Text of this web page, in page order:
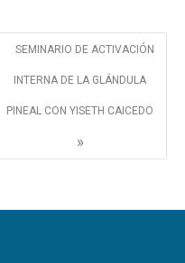
SEMINARIO DE ACTIVACIÓN
INTERNA DE LA GLÁNDULA
PINEAL CON YISETH CAICEDO
»